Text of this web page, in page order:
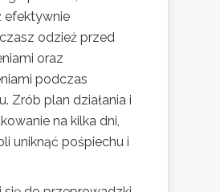
efektywnie
odzież przed
oraz
podczas
Zrób plan działania i
na kilka dni,
uniknąć pośpiechu i